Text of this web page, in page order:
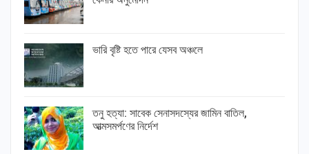
ভারি বৃষ্টি হতে পারে যেসব অঞ্চলে
তনু হত্যা: সাবেক সেনাসদস্যের জামিন বাতিল,
আত্মসমর্পণের নির্দেশ